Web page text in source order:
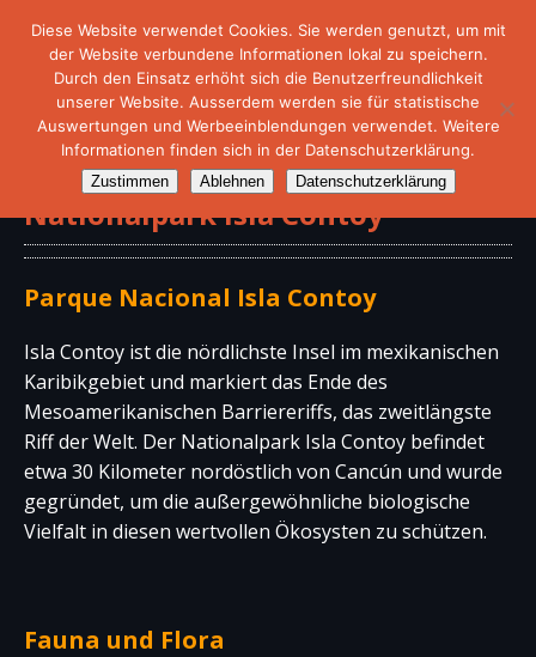
Nationalpark Isla Contoy
Parque Nacional Isla Contoy
Isla Contoy ist die nördlichste Insel im mexikanischen
Karibikgebiet und markiert das Ende des
Mesoamerikanischen Barriereriffs, das zweitlängste
Riff der Welt. Der Nationalpark Isla Contoy befindet
etwa 30 Kilometer nordöstlich von Cancún und wurde
gegründet, um die außergewöhnliche biologische
Vielfalt in diesen wertvollen Ökosysten zu schützen.
Fauna und Flora
Diese Website verwendet Cookies. Sie werden genutzt, um mit
der Website verbundene Informationen lokal zu speichern.
Durch den Einsatz erhöht sich die Benutzerfreundlichkeit
unserer Website. Ausserdem werden sie für statistische
Auswertungen und Werbeeinblendungen verwendet. Weitere
Informationen finden sich in der Datenschutzerklärung.
Zustimmen Ablehnen Datenschutzerklärung